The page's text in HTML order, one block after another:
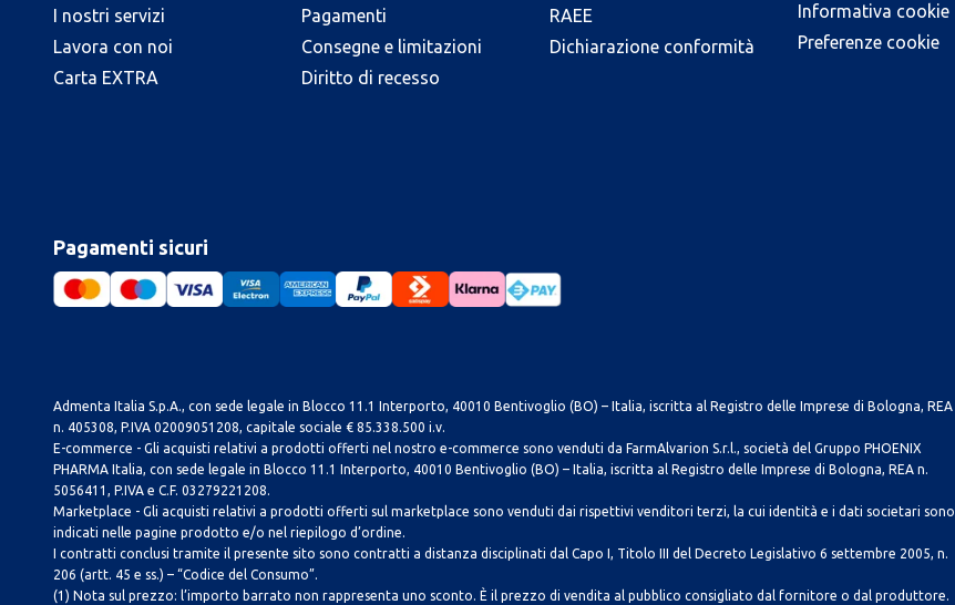
I nostri servizi
Lavora con noi
Carta EXTRA
Pagamenti
Consegne e limitazioni
Diritto di recesso
RAEE
Dichiarazione conformità
Informativa cookie
Preferenze cookie
Pagamenti sicuri
Admenta Italia S.p.A., con sede legale in Blocco 11.1 Interporto, 40010 Bentivoglio (BO) – Italia, iscritta al Registro delle Imprese di Bologna, REA
n. 405308, P.IVA 02009051208, capitale sociale € 85.338.500 i.v.
E-commerce - Gli acquisti relativi a prodotti offerti nel nostro e-commerce sono venduti da FarmAlvarion S.r.l., società del Gruppo PHOENIX
PHARMA Italia, con sede legale in Blocco 11.1 Interporto, 40010 Bentivoglio (BO) – Italia, iscritta al Registro delle Imprese di Bologna, REA n.
5056411, P.IVA e C.F. 03279221208.
Marketplace - Gli acquisti relativi a prodotti offerti sul marketplace sono venduti dai rispettivi venditori terzi, la cui identità e i dati societari sono
indicati nelle pagine prodotto e/o nel riepilogo d’ordine.
I contratti conclusi tramite il presente sito sono contratti a distanza disciplinati dal Capo I, Titolo III del Decreto Legislativo 6 settembre 2005, n.
206 (artt. 45 e ss.) – “Codice del Consumo”.
(1) Nota sul prezzo: l’importo barrato non rappresenta uno sconto. È il prezzo di vendita al pubblico consigliato dal fornitore o dal produttore.